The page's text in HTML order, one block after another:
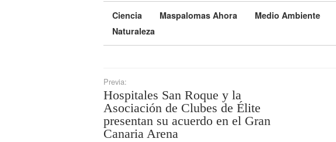
Ciencia Maspalomas Ahora Medio Ambiente
Naturaleza
Previa:
Hospitales San Roque y la
Asociación de Clubes de Élite
presentan su acuerdo en el Gran
Canaria Arena